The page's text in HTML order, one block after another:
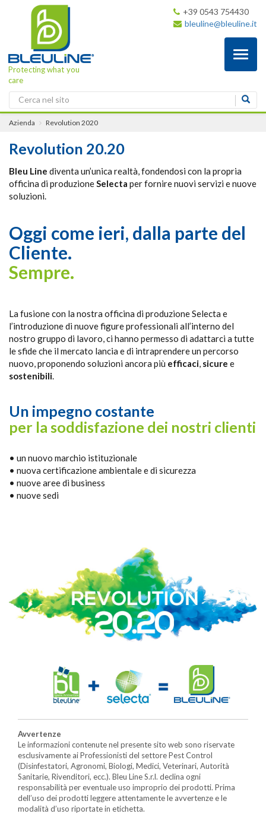
Protecting what you
care
+39 0543 754430
bleuline@bleuline.it
Azienda Revolution 2020
Revolution 20.20
Bleu Line diventa un’unica realtà, fondendosi con la propria
officina di produzioneSelecta per fornire nuovi servizi e nuove
soluzioni.
Oggi come ieri, dalla parte del
Cliente.
Sempre.
La fusione con la nostra officina di produzione Selecta e
l’introduzione di nuove figure professionali all’interno del
nostro gruppo di lavoro, ci hanno permesso di adattarci a tutte
le sfide che il mercato lancia e di intraprendere un percorso
nuovo, proponendo soluzioni ancora più efficaci, sicure e
sostenibili.
Un impegno costante
per la soddisfazione dei nostri clienti
• un nuovo marchio istituzionale
• nuova certificazione ambientale e di sicurezza
• nuove aree di business
• nuove sedi
Avvertenze
Le informazioni contenute nel presente sito web sono riservate
esclusivamente ai Professionisti del settore Pest Control
(Disinfestatori, Agronomi, Biologi, Medici, Veterinari, Autorità
Sanitarie, Rivenditori, ecc.). Bleu Line S.r.l. declina ogni
responsabilità per eventuale uso improprio dei prodotti. Prima
dell’uso dei prodotti leggere attentamente le avvertenze e le
modalità d’uso riportate in etichetta.